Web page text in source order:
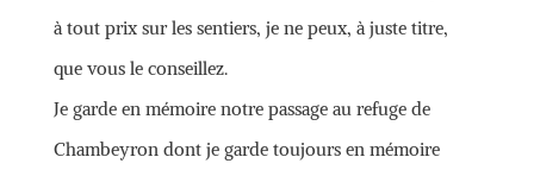
à tout prix sur les sentiers, je ne peux, à juste titre,
que vous le conseillez.
Je garde en mémoire notre passage au refuge de
Chambeyron dont je garde toujours en mémoire